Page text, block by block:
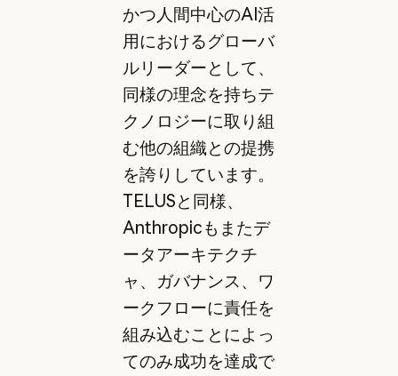
かつ人間中心のAI活
用におけるグローバ
ルリーダーとして、
同様の理念を持ちテ
クノロジーに取り組
む他の組織との提携
を誇りしています。
TELUSと同様、
Anthropicもまたデ
ータアーキテクチ
ャ、ガバナンス、ワ
ークフローに責任を
組み込むことによっ
てのみ成功を達成で